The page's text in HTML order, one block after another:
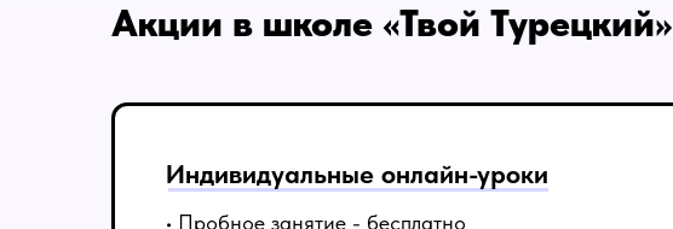
Индивидуальные онлайн-уроки
• Пробное занятие - бесплатно
Акции в школе «Твой Турецкий»